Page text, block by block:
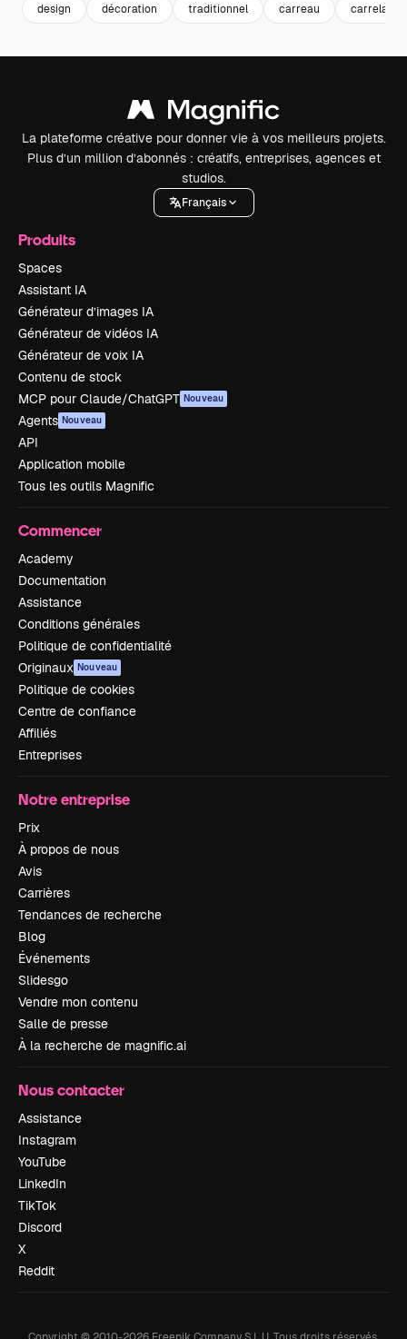
design décoration traditionnel carreau carrelage
La plateforme créative pour donner vie à vos meilleurs projets.
Plus d’un million d’abonnés : créatifs, entreprises, agences et
studios.
Français
Produits
Spaces
Assistant IA
Générateur d’images IA
Générateur de vidéos IA
Générateur de voix IA
Contenu de stock
MCP pour Claude/ChatGPT Nouveau
Agents Nouveau
API
Application mobile
Tous les outils Magnific
Commencer
Academy
Documentation
Assistance
Conditions générales
Politique de confidentialité
Originaux Nouveau
Politique de cookies
Centre de confiance
Affiliés
Entreprises
Notre entreprise
Prix
À propos de nous
Avis
Carrières
Tendances de recherche
Blog
Événements
Slidesgo
Vendre mon contenu
Salle de presse
À la recherche de magnific.ai
Nous contacter
Assistance
Instagram
YouTube
LinkedIn
TikTok
Discord
X
Reddit